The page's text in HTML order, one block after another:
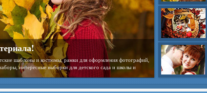
шаблоны и костюмы, рамки для оформления фотографий,
интересные выборки для детского сада и школы и